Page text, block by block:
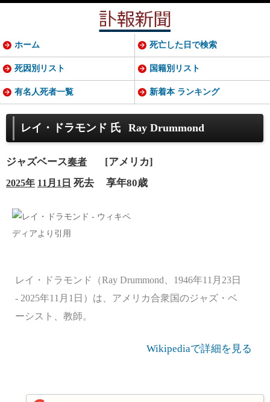
レイ・ドラモンド 氏 Ray Drummond
ジャズベース奏者 [アメリカ]
2025年 11月1日 死去 享年80歳
レイ・ドラモンド（Ray Drummond、1946年11月23日
- 2025年11月1日）は、アメリカ合衆国のジャズ・ベ
ーシスト、教師。
Wikipediaで詳細を見る
ホーム 死亡した日で検索
死因別リスト 国籍別リスト
有名人死者一覧 新着本 ランキング